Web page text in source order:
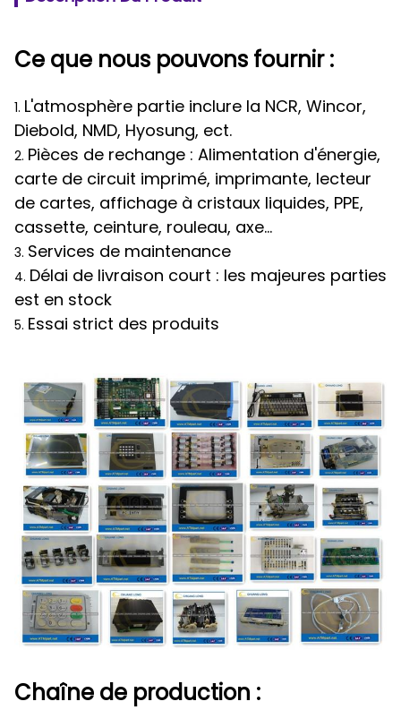
Ce que nous pouvons fournir :
1. L'atmosphère partie inclure la NCR, Wincor,
Diebold, NMD, Hyosung, ect.
2. Pièces de rechange : Alimentation d'énergie,
carte de circuit imprimé, imprimante, lecteur
de cartes, affichage à cristaux liquides, PPE,
cassette, ceinture, rouleau, axe…
3. Services de maintenance
4. Délai de livraison court : les majeures parties
est en stock
5. Essai strict des produits
Chaîne de production :